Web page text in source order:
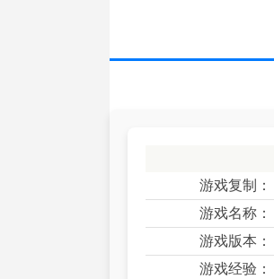
游戏复制：
游戏名称：
游戏版本：
游戏经验：